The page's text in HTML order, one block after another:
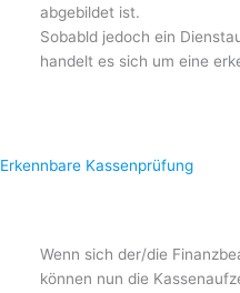
abgebildet ist.
Sobabld jedoch ein
handelt es sich um eine
Erkennbare Kassenprüfung
Wenn sich der/die
können nun die